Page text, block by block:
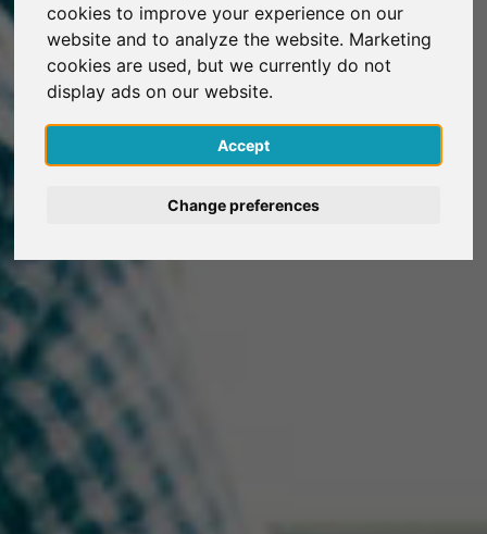
cookies to improve your experience on our
website and to analyze the website. Marketing
cookies are used, but we currently do not
display ads on our website.
Accept
Change preferences
S'inscrire gratuitement
S'inscrire
English
Deutsch
Nederlands